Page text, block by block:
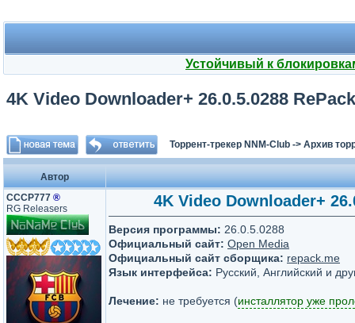
Устойчивый к
4K Video Downloader+ 26.0.5.0288
Торрент-трекер NNM-Club -> Архив
Автор
СССР777 ®
RG Releasers
4K Video Downloader+
Версия программы: 26.0.5.0288
Официальный сайт: Open Media
Официальный сайт сборщика: repack.me
Язык интерфейса: Русский, Английский и
Лечение: не требуется (инсталлятор уже